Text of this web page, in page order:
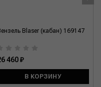
Blaser (кабан) 169147
460 ₽
В КОРЗИНУ